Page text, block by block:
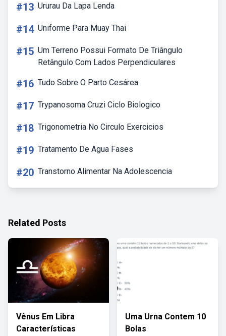
#13 Ururau Da Lapa Lenda
#14 Uniforme Para Muay Thai
#15 Um Terreno Possui Formato De Triângulo
Retângulo Com Lados Perpendiculares
#16 Tudo Sobre O Parto Cesárea
#17 Trypanosoma Cruzi Ciclo Biologico
#18 Trigonometria No Circulo Exercicios
#19 Tratamento De Agua Fases
#20 Transtorno Alimentar Na Adolescencia
Related Posts
Vênus Em Libra
Características
Uma Urna Contem 10
Bolas